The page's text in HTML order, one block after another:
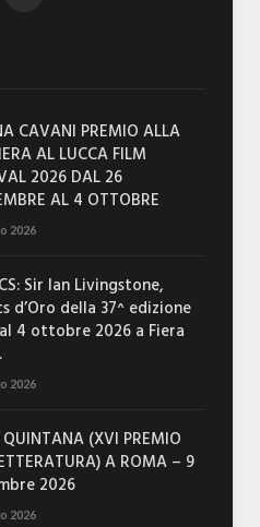
CAVANI PREMIO ALLA
AL LUCCA FILM
2026 DAL 26
AL 4 OTTOBRE
2026
Sir Ian Livingstone,
d’Oro della 37^ edizione
al 4 ottobre 2026 a Fiera
2026
QUINTANA (XVI PREMIO
A ROMA – 9
2026
2026